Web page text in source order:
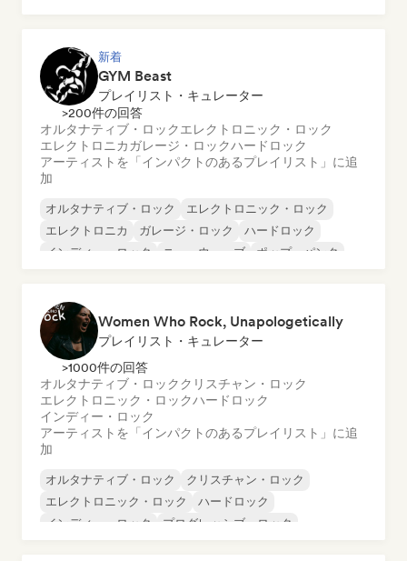
新着
GYM Beast
プレイリスト・キュレーター
>200件の回答
オルタナティブ・ロックエレクトロニック・ロック
エレクトロニカガレージ・ロックハードロック
アーティストを「インパクトのあるプレイリスト」に追
加
オルタナティブ・ロック
エレクトロニック・ロック
エレクトロニカ
ガレージ・ロック
ハードロック
インディー・ロック
ニューウェーブ ポップ・パンク
Women Who Rock, Unapologetically
プレイリスト・キュレーター
>1000件の回答
オルタナティブ・ロッククリスチャン・ロック
エレクトロニック・ロックハードロック
インディー・ロック
アーティストを「インパクトのあるプレイリスト」に追
加
オルタナティブ・ロック
クリスチャン・ロック
エレクトロニック・ロック
ハードロック
インディー・ロック
プログレッシブ・ロック